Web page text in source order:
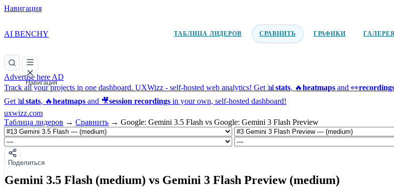
Навигация
AI BENCHY ТАБЛИЦА ЛИДЕРОВ СРАВНИТЬ ГРАФИКИ
Навигация
Advertise here AD
Track all your projects in one dashboard. UXWizz - self-hosted web analytics! Get 📊 stats, 🔥heatmaps and 👀
Get 📊 stats, 🔥heatmaps and 🎥session recordings in your own, self-hosted dashboard!
uxwizz.com
Таблица лидеров → Сравнить → Google: Gemini 3.5 Flash vs Google: Gemini 3 Flash Preview
Поделиться
Gemini 3.5 Flash (medium) vs Gemini 3 Flash Preview (medium)